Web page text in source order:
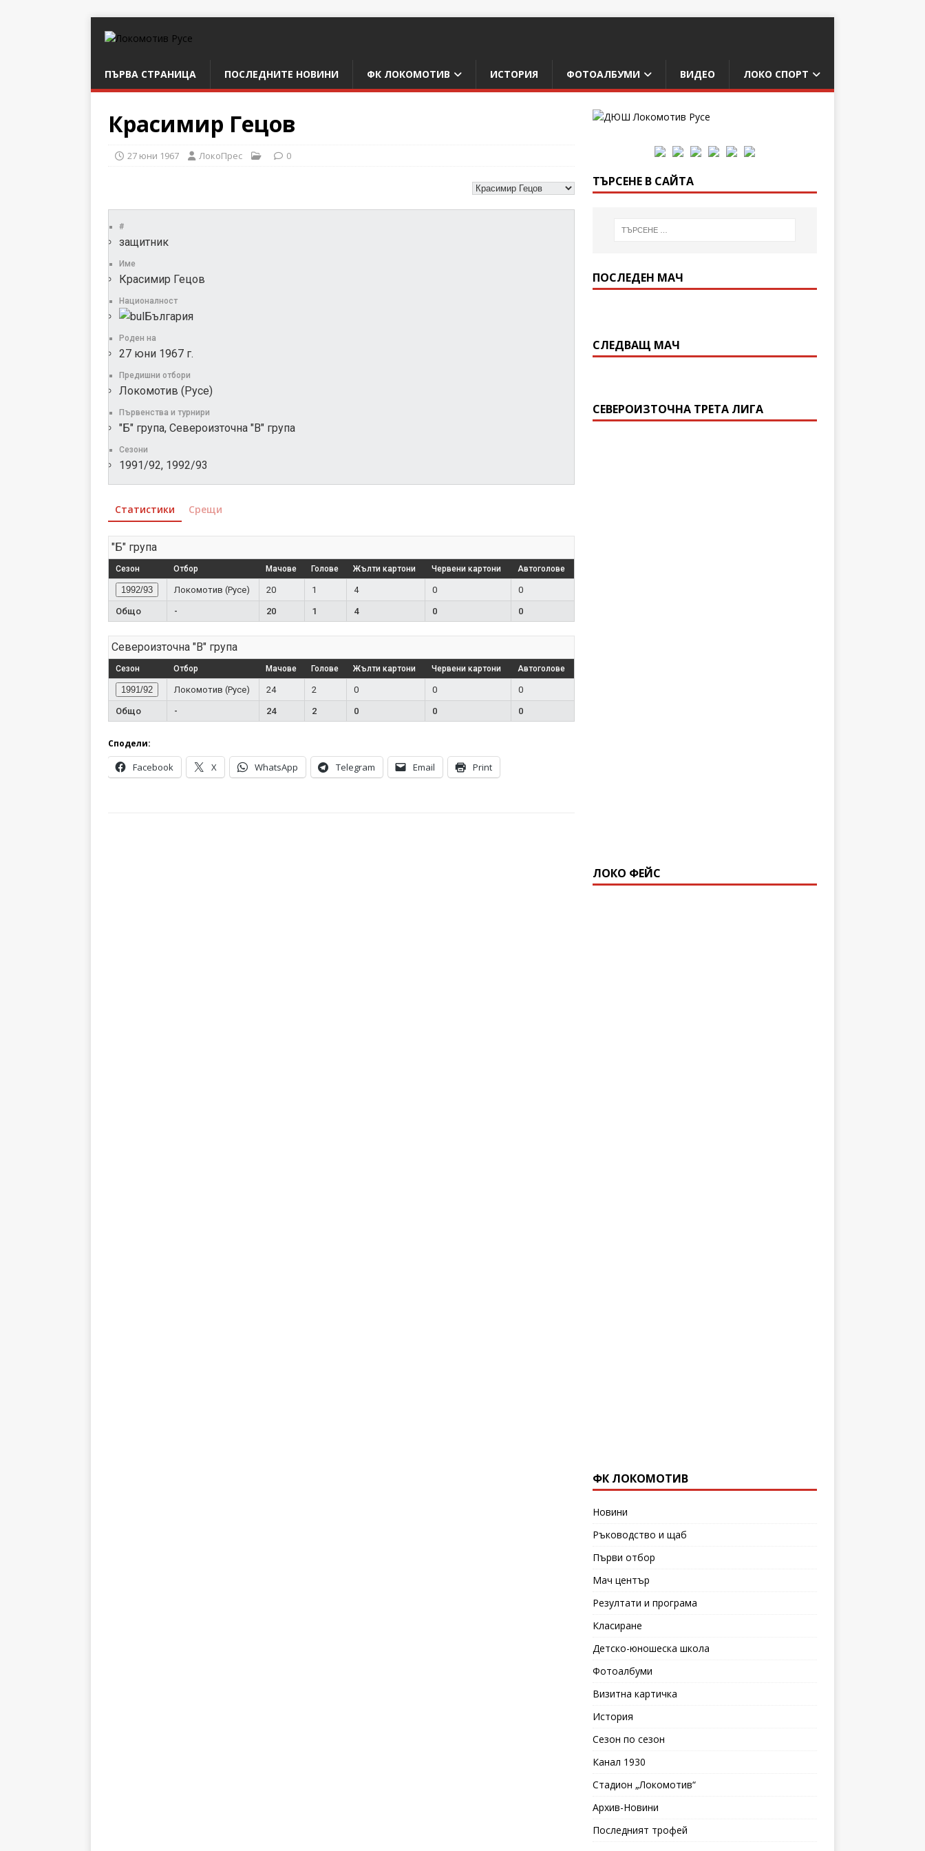
ПЪРВА СТРАНИЦА ПОСЛЕДНИТЕ НОВИНИ ФК ЛОКОМОТИВ ИСТОРИЯ ФОТОАЛБУМИ ВИДЕО ЛОКО СПОРТ
Красимир Гецов
27 юни 1967 ЛокоПрес 0
#
защитник
Име
Красимир Гецов
Националност
България
Роден на
27 юни 1967 г.
Предишни отбори
Локомотив (Русе)
Първенства и турнири
"Б" група, Североизточна "В" група
Сезони
1991/92, 1992/93
Статистики Срещи
"Б" група
Сезон Отбор Мачове Голове Жълти картони Червени картони Автоголове
1992/93 Локомотив (Русе) 20 1 4 0 0
Общо - 20 1 4 0 0
Североизточна "В" група
Сезон Отбор Мачове Голове Жълти картони Червени картони Автоголове
1991/92 Локомотив (Русе) 24 2 0 0 0
Общо - 24 2 0 0 0
Сподели:
Facebook X WhatsApp Telegram Email Print
ТЪРСЕНЕ В САЙТА
ПОСЛЕДЕН МАЧ
СЛЕДВАЩ МАЧ
СЕВЕРОИЗТОЧНА ТРЕТА ЛИГА
ЛОКО ФЕЙС
ФК ЛОКОМОТИВ
Новини
Ръководство и щаб
Първи отбор
Мач център
Резултати и програма
Класиране
Детско-юношеска школа
Фотоалбуми
Визитна картичка
История
Сезон по сезон
Канал 1930
Стадион „Локомотив“
Архив-Новини
Последният трофей